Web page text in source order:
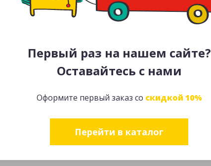
Первый раз на нашем сайте?
Оставайтесь с нами
Оформите первый заказ со скидкой 10%
Перейти в каталог